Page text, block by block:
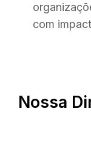
com
Nossa